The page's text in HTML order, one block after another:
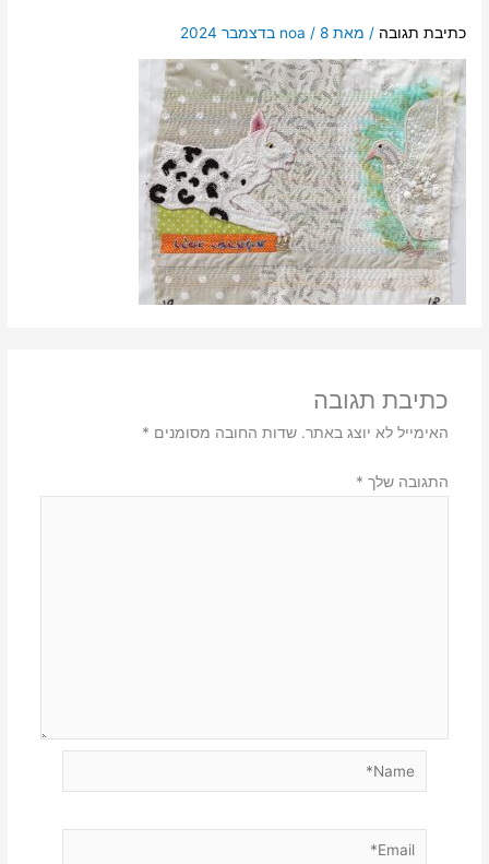
כתיבת תגובה / מאת noa / 8 בדצמבר 2024
כתיבת תגובה
האימייל לא יוצג באתר. שדות החובה מסומנים *
התגובה שלך *
Email*